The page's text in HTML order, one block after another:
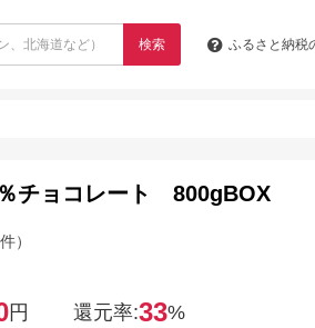
検索 ふるさと納税
チョコレート 800gBOX
）
円 還元率:33%